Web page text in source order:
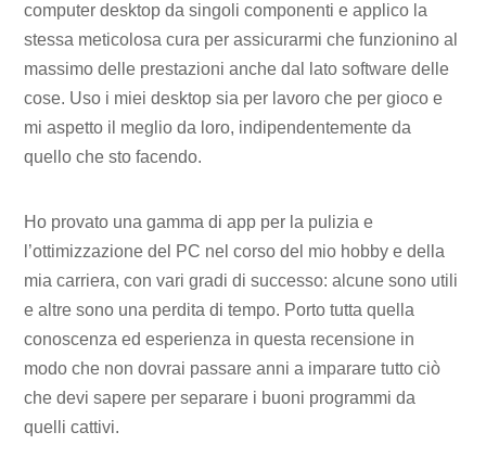
computer desktop da singoli componenti e applico la
stessa meticolosa cura per assicurarmi che funzionino al
massimo delle prestazioni anche dal lato software delle
cose. Uso i miei desktop sia per lavoro che per gioco e
mi aspetto il meglio da loro, indipendentemente da
quello che sto facendo.
Ho provato una gamma di app per la pulizia e
l’ottimizzazione del PC nel corso del mio hobby e della
mia carriera, con vari gradi di successo: alcune sono utili
e altre sono una perdita di tempo. Porto tutta quella
conoscenza ed esperienza in questa recensione in
modo che non dovrai passare anni a imparare tutto ciò
che devi sapere per separare i buoni programmi da
quelli cattivi.